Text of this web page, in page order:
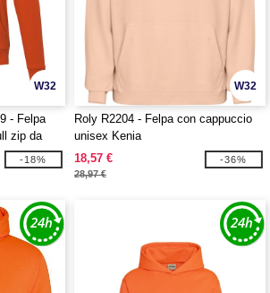
W32
- Felpa
zip da
-18%
W32
Roly R2204 - Felpa con cappuccio
unisex Kenia
18,57 €
28,97 €
-36%